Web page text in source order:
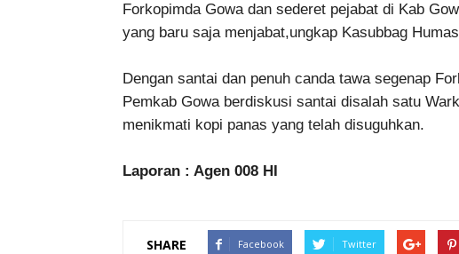
Forkopimda Gowa dan sederet pejabat di Kab
yang baru saja menjabat,ungkap Kasubbag
Dengan santai dan penuh canda tawa segenap
Pemkab Gowa berdiskusi santai disalah satu
menikmati kopi panas yang telah disuguhkan.
Laporan : Agen 008 HI
SHARE Facebook Twitter